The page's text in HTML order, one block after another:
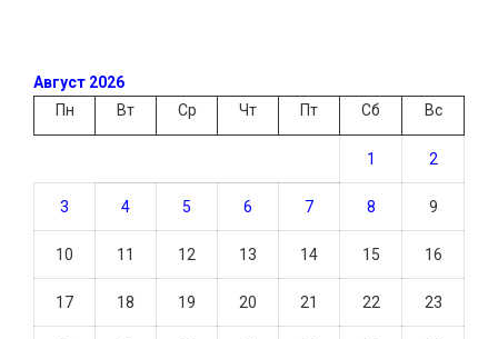
Август 2026
Пн
Вт Ср Чт Пт Сб Вс
1 2
3 4 5 6 7 8 9
10 11 12 13 14 15 16
17 18 19 20 21 22 23